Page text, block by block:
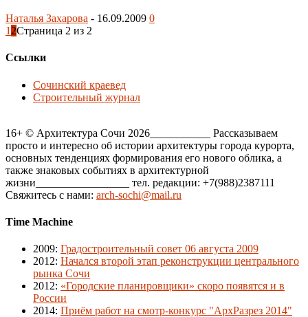
Наталья Захарова - 16.09.2009 0
1 2Страница 2 из 2
Ссылки
Сочинский краевед
Строительный журнал
16+ © Архитектура Сочи 2026___________ Рассказываем
просто и интересно об истории архитектуры города курорта,
основных тенденциях формирования его нового облика, а
также знаковых событиях в архитектурной
жизни_________________ тел. редакции: +7(988)2387111
Свяжитесь с нами: arch-sochi@mail.ru
Time Machine
2009: Градостроительный совет 06 августа 2009
2012: Начался второй этап реконструкции центрального
рынка Сочи
2012: «Городские планировщики» скоро появятся и в
России
2014: Приём работ на смотр-конкурс "АрхРазрез 2014"